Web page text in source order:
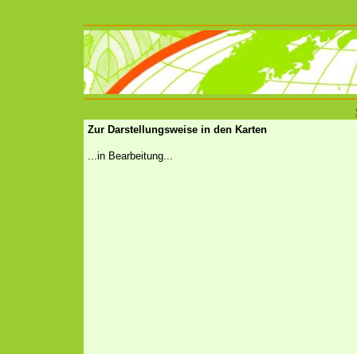
Zur Darstellungsweise in den Karten
...in Bearbeitung...